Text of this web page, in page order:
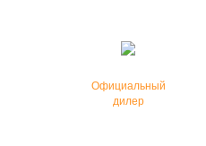
Официальный
дилер